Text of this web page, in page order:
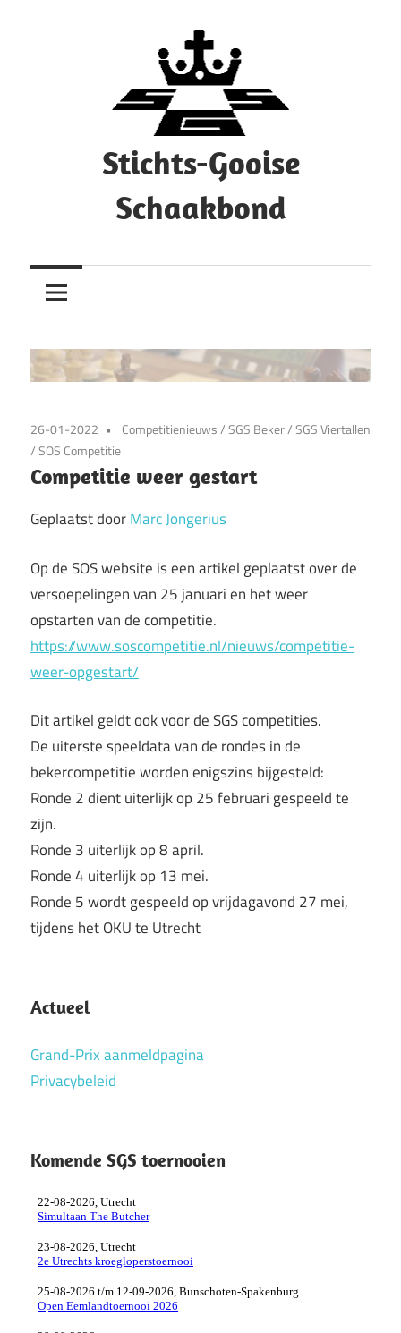
Stichts-Gooise
Schaakbond
26-01-2022 Competitienieuws/SGS Beker/SGS Viertallen
/SOS Competitie
Competitie weer gestart
Geplaatst doorMarc Jongerius
Op de SOS website is een artikel geplaatst over de
versoepelingen van 25 januari en het weer
opstarten van de competitie.
https://www.soscompetitie.nl/nieuws/competitie-
weer-opgestart/
Dit artikel geldt ook voor de SGS competities.
De uiterste speeldata van de rondes in de
bekercompetitie worden enigszins bijgesteld:
Ronde 2 dient uiterlijk op 25 februari gespeeld te
zijn.
Ronde 3 uiterlijk op 8 april.
Ronde 4 uiterlijk op 13 mei.
Ronde 5 wordt gespeeld op vrijdagavond 27 mei,
tijdens het OKU te Utrecht
Actueel
Grand-Prix aanmeldpagina
Privacybeleid
Komende SGS toernooien